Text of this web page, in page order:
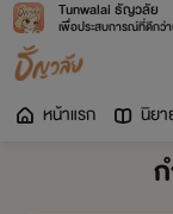
Tunwalai ธัญวลัย
เพื่อประสบการณ์ที่ดีกว่
หน้าแรก นิย